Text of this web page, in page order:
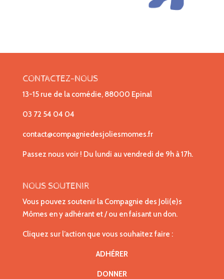
CONTACTEZ-NOUS
13-15 rue de la comédie, 88000 Epinal
03 72 54 04 04
contact@compagniedesjoliesmomes.fr
Passez nous voir ! Du lundi au vendredi de 9h à 17h.
NOUS SOUTENIR
Vous pouvez soutenir la Compagnie des Joli(e)s
Mômes en y adhérant et / ou en faisant un don.
Cliquez sur l’action que vous souhaitez faire :
ADHÉRER
DONNER